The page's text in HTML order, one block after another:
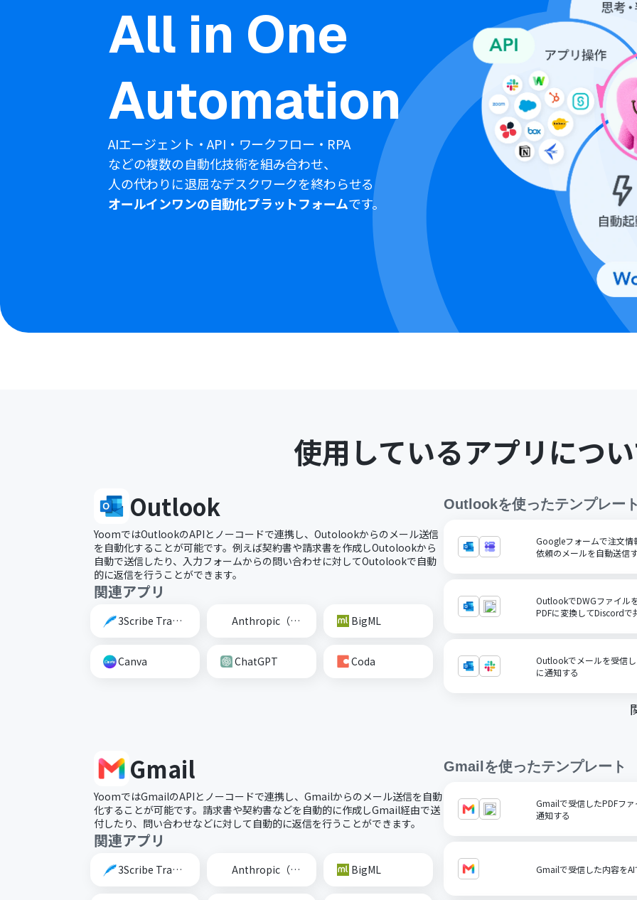
All in One
Automation
AIエージェント・API・ワークフロー・RPA
などの複数の自動化技術を組み合わせ、
人の代わりに退屈なデスクワークを終わらせる
オールインワンの自動化プラットフォームです。
使用しているアプリにつ
Outlook
YoomではOutlookのAPIとノーコードで連携し、Outolookからのメール送信
を自動化することが可能です。例えば契約書や請求書を作成しOutolookから
自動で送信したり、入力フォームからの問い合わせに対してOutolookで自動
的に返信を行うことができます。
関連アプリ
3Scribe Transcription Anthropic（Claude） BigML
Canva ChatGPT Coda
Outlookを使ったテンプレー
Googleフォームで注文
依頼のメールを自動送信
OutlookでDWGファイル
PDFに変換してDiscordで
Outlookでメールを受信
に通知する
Gmail
YoomではGmailのAPIとノーコードで連携し、Gmailからのメール送信を自動
化することが可能です。請求書や契約書などを自動的に作成しGmail経由で送
付したり、問い合わせなどに対して自動的に返信を行うことができます。
関連アプリ
3Scribe Transcription Anthropic（Claude） BigML
Gmail を使ったテンプレート
Gmailで受信したPDFフ
通知する
Gmailで受信した内容を